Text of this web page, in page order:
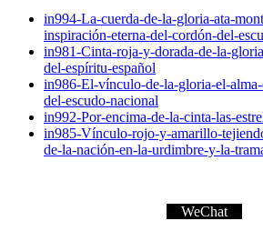
in994-La-cuerda-de-la-gloria-ata-
inspiración-eterna-del-cordón-del-
in981-Cinta-roja-y-dorada-de-la-
del-espíritu-español
in986-El-vínculo-de-la-gloria-el-
del-escudo-nacional
in992-Por-encima-de-la-cinta-las-
in985-Vínculo-rojo-y-amarillo-
de-la-nación-en-la-urdimbre-y-la-
WeChat